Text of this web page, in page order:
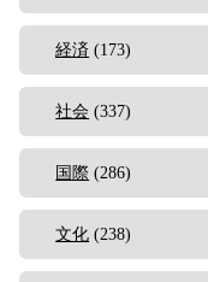
経済 (173)
社会 (337)
国際 (286)
文化 (238)